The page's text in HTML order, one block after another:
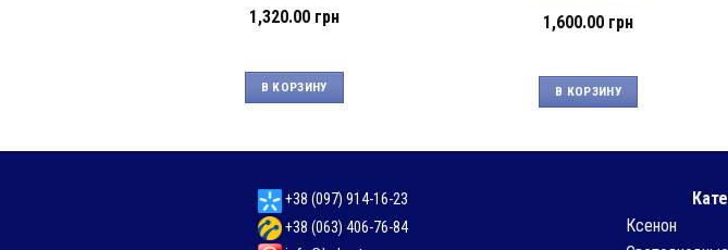
1,320.00 грн
В КОРЗИНУ
1,600.00 грн
В КОРЗИНУ
+38 (097) 914-16-23
+38 (063) 406-76-84
Ксенон